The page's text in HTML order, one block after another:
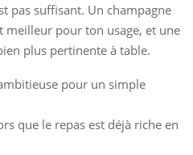
pas suffisant. Un champagne
meilleur pour ton usage, et une
plus pertinente à table.
pour un simple
que le repas est déjà riche en